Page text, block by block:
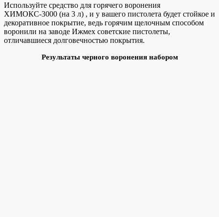
Используйте средство для горячего воронения
ХИМОКС-3000 (на 3 л) , и у вашего пистолета будет стойкое и
декоративное покрытие, ведь горячим щелочным способом
воронили на заводе Ижмех советские пистолеты,
отличавшиеся долговечностью покрытия.
Результаты черного воронения набором